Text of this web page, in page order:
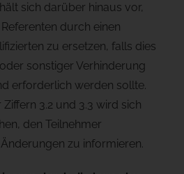
sich darüber hinaus vor,
durch einen
zu ersetzen, falls dies
sonstiger Verhinderung
erforderlich werden sollte.
Ziffern 3.2 und 3.3 wird sich
den Teilnehmer
zu informieren.